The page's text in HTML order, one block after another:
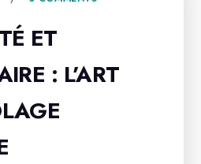
ET
: L’ART